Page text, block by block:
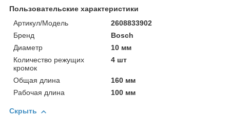
Пользовательские характеристики
Артикул/Модель
2608833902
Бренд
Bosch
Диаметр
10 мм
Количество режущих
кромок
4 шт
Общая длина
160 мм
Рабочая длина
100 мм
Скрыть